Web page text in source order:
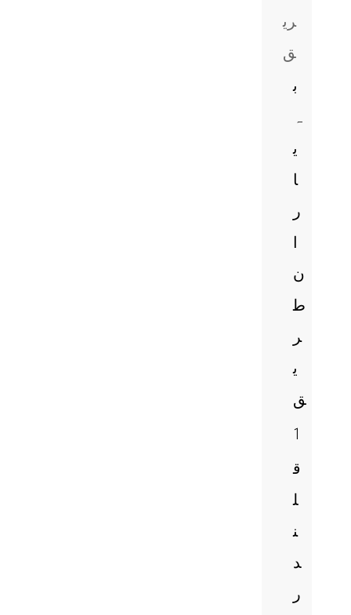
ری
ق
ب
ہ
ی
ا
ر
ا
ن
ط
ر
ی
ق
1
ق
ل
ن
د
ر